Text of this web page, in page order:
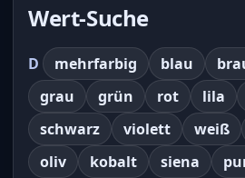
Wert-Suche
D mehrfarbig blau
grau
grün rot lila
schwarz
violett weiß
oliv
kobalt siena